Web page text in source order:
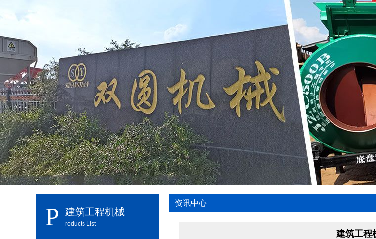
建筑工程机械
roducts List
资讯中心
建筑工程